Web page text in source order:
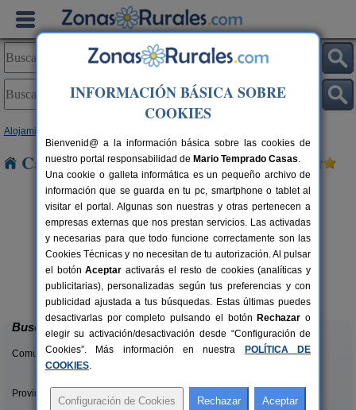
Alojamientos
Casas Rurales cerca de Buslavin
4+1 pers.
desde26 €
El Acebo
Beloncio (Asturias)
Buscar
Comunidades:
Provincias/Islas:
INFORMACIÓN BÁSICA SOBRE
COOKIES
Bienvenid@ a la información básica sobre las cookies de
nuestro portal responsabilidad de Mario Temprado Casas.
Una cookie o galleta informática es un pequeño archivo de
información que se guarda en tu pc, smartphone o tablet al
visitar el portal. Algunas son nuestras y otras pertenecen a
empresas externas que nos prestan servicios. Las activadas
y necesarias para que todo funcione correctamente son las
Cookies Técnicas y no necesitan de tu autorización. Al pulsar
el botónAceptar activarás el resto de cookies (analíticas y
publicitarias), personalizadas según tus preferencias y con
publicidad ajustada a tus búsquedas. Estas últimas puedes
desactivarlas por completo pulsando el botón Rechazar o
elegir su activación/desactivación desde “Configuración de
Cookies”. Más información en nuestra
POLÍTICA DE
COOKIES.